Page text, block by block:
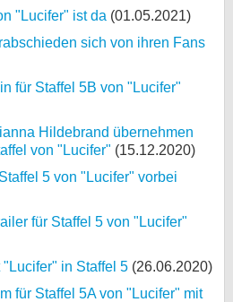
"Lucifer" ist da (01.05.2021)
sich von ihren Fans
für Staffel 5B von "Lucifer"
Hildebrand übernehmen
von "Lucifer" (15.12.2020)
5 von "Lucifer" vorbei
für Staffel 5 von "Lucifer"
in Staffel 5 (26.06.2020)
für Staffel 5A von "Lucifer" mit